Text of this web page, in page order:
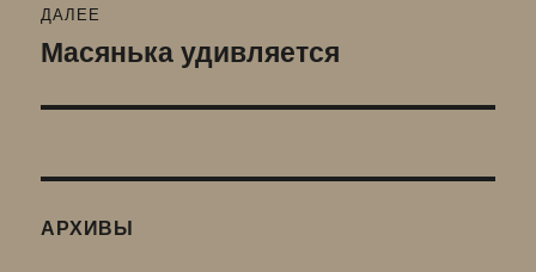
ДАЛЕЕ
Следующая
Масянька удивляется
АРХИВЫ